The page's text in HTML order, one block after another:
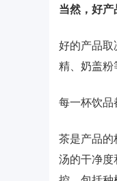
当然，好
好的产品
精、奶盖粉
每一杯饮品
茶是产品
汤的干净